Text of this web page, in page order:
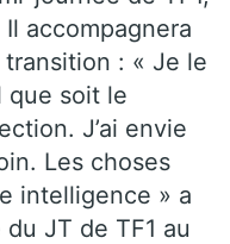
accompagnera
: « Je le
que soit le
J’ai envie
Les choses
intelligence » a
JT de TF1 au